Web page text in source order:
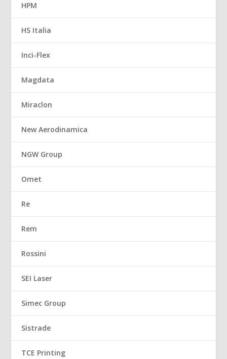
HPM
HS Italia
Inci-Flex
Magdata
Miraclon
New Aerodinamica
NGW Group
Omet
Re
Rem
Rossini
SEI Laser
Simec Group
Sistrade
TCE Printing